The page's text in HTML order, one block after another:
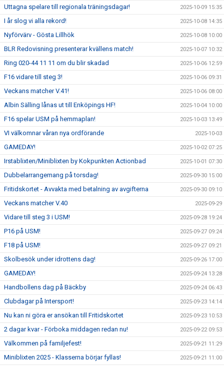
Uttagna spelare till regionala träningsdagar! 2025-10-09 15:35
I år slog vi alla rekord! 2025-10-08 14:35
Nyförvärv - Gösta Lillhök 2025-10-08 10:00
BLR Redovisning presenterar kvällens match! 2025-10-07 10:32
Ring 020-44 11 11 om du blir skadad 2025-10-06 12:59
F16 vidare till steg 3! 2025-10-06 09:31
Veckans matcher V.41! 2025-10-06 08:00
Albin Sälling lånas ut till Enköpings HF! 2025-10-04 10:00
F16 spelar USM på hemmaplan! 2025-10-03 13:49
VI välkomnar våran nya ordförande 2025-10-03
GAMEDAY! 2025-10-02 07:25
Irstablixten/Miniblixten by Kokpunkten Actionbad 2025-10-01 07:30
Dubbelarrangemang på torsdag! 2025-09-30 15:00
Fritidskortet - Avvakta med betalning av avgifterna 2025-09-30 09:10
Veckans matcher V.40 2025-09-29
Vidare till steg 3 i USM! 2025-09-28 19:24
P16 på USM! 2025-09-27 09:24
F18 på USM! 2025-09-27 09:21
Skolbesök under idrottens dag! 2025-09-26 17:00
GAMEDAY! 2025-09-24 13:28
Handbollens dag på Bäckby 2025-09-24 06:43
Clubdagar på Intersport! 2025-09-23 14:14
Nu kan ni göra er ansökan till Fritidskortet 2025-09-23 10:53
2 dagar kvar - Förboka middagen redan nu! 2025-09-22 09:53
Välkommen på familjefest! 2025-09-21 11:29
Miniblixten 2025 - Klasserna börjar fyllas! 2025-09-21 11:00